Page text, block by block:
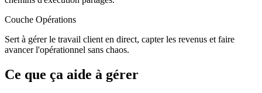
Couche Opérations
Sert à gérer le travail client en direct, capter les revenus et faire
avancer l'opérationnel sans chaos.
Ce que ça aide à gérer